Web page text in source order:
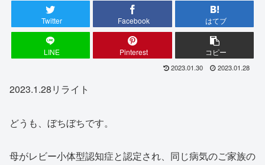
Twitter Facebook はてブ
LINE Pinterest コピー
2023.01.30 2023.01.28
2023.1.28リライト
どうも、ぼちぼちです。
母がレビー小体型認知症と認定され、同じ病気のご家族の